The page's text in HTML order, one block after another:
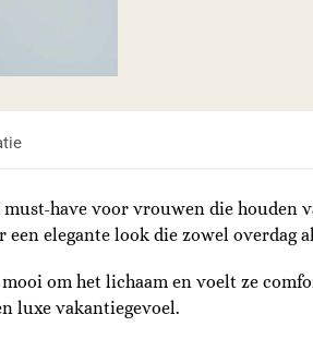
have voor vrouwen die
elegante look die zowel overdag
om het lichaam en voelt ze
luxe vakantiegevoel.